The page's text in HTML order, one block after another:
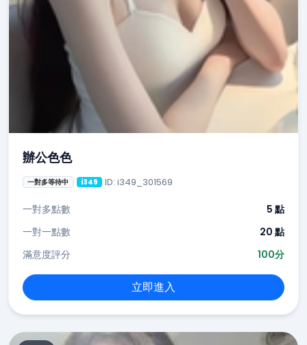
辦公色色
一對多等待中 i349 ID: i349_301569
一對多點數
5 點
一對一點數
20 點
滿意度評分
100分
立即進入